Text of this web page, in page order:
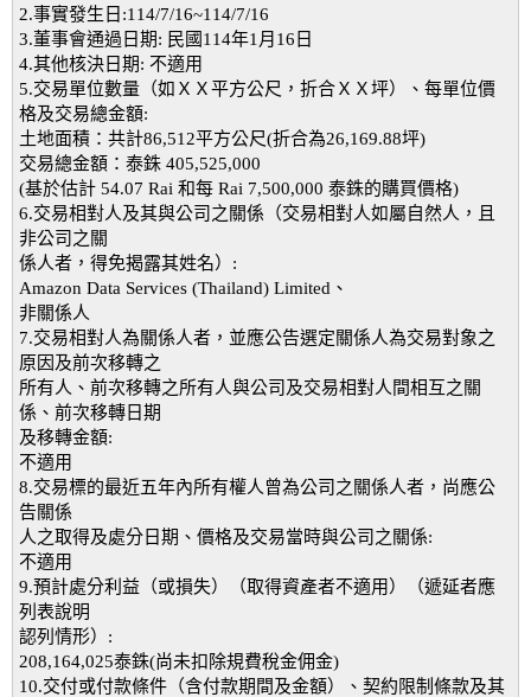
2.事實發生日:114/7/16~114/7/16
3.董事會通過日期: 民國114年1月16日
4.其他核決日期: 不適用
5.交易單位數量（如ＸＸ平方公尺，折合ＸＸ坪）、每單位價
格及交易總金額:
土地面積：共計86,512平方公尺(折合為26,169.88坪)
交易總金額：泰銖 405,525,000
(基於估計 54.07 Rai 和每 Rai 7,500,000 泰銖的購買價格)
6.交易相對人及其與公司之關係（交易相對人如屬自然人，且
非公司之關
係人者，得免揭露其姓名）:
Amazon Data Services (Thailand) Limited、
非關係人
7.交易相對人為關係人者，並應公告選定關係人為交易對象之
原因及前次移轉之
所有人、前次移轉之所有人與公司及交易相對人間相互之關
係、前次移轉日期
及移轉金額:
不適用
8.交易標的最近五年內所有權人曾為公司之關係人者，尚應公
告關係
人之取得及處分日期、價格及交易當時與公司之關係:
不適用
9.預計處分利益（或損失）（取得資產者不適用）（遞延者應
列表說明
認列情形）:
208,164,025泰銖(尚未扣除規費稅金佣金)
10.交付或付款條件（含付款期間及金額）、契約限制條款及其